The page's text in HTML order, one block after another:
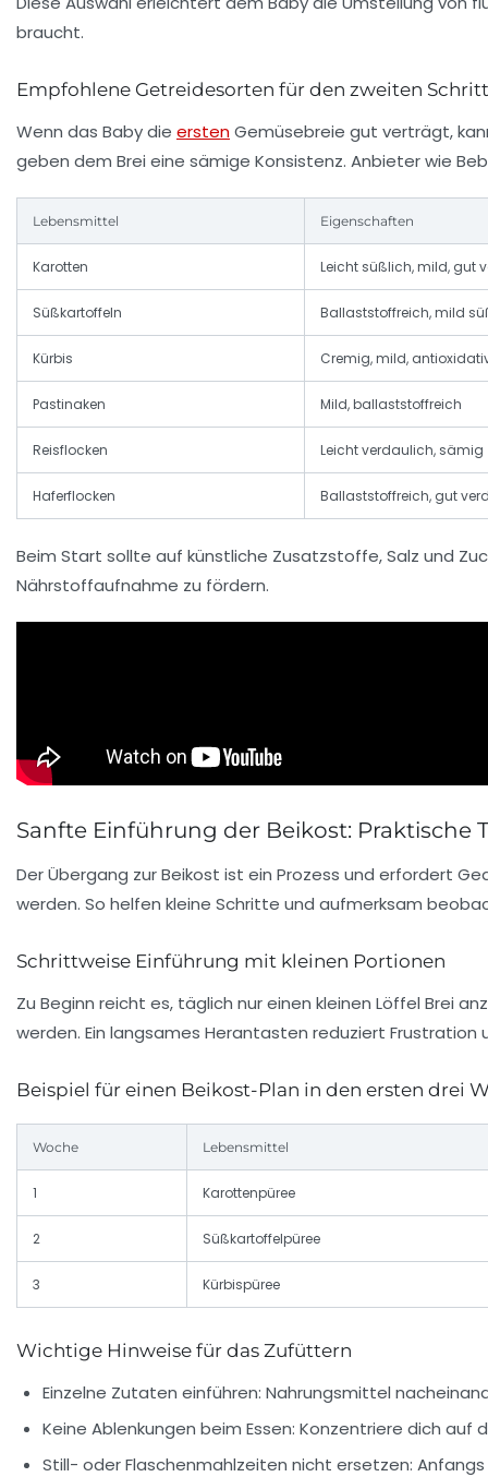
braucht.
Empfohlene Getreidesorten für den zweiten Schritt
Wenn das Baby die erstenGemüsebreie gut verträgt,
geben dem Brei eine sämige Konsistenz. Anbieter wie
Lebensmittel Eigenschaften
Karotten Leicht süßlich, mild, gut
Süßkartoffeln Ballaststoffreich, mild
Kürbis Cremig, mild,
Pastinaken Mild, ballaststoffreich
Reisflocken Leicht verdaulich, sämig
Haferflocken Ballaststoffreich, gut
Beim Start sollte auf künstliche Zusatzstoffe, Salz und
Nährstoffaufnahme zu fördern.
Sanfte Einführung der Beikost:
Der Übergang zur Beikost ist ein Prozess und erfordert
werden. So helfen kleine Schritte und aufmerksam
Schrittweise Einführung mit kleinen Portionen
Zu Beginn reicht es, täglich nur einen kleinen Löffel Brei
werden. Ein langsames Herantasten reduziert Frustration
Beispiel für einen Beikost-Plan in den ersten drei
Woche Lebensmittel
1 Karottenpüree
2 Süßkartoffelpüree
3 Kürbispüree
Wichtige Hinweise für das Zufüttern
Einzelne Zutaten einführen: Nahrungsmittel
Keine Ablenkungen beim Essen: Konzentriere dich auf
Still- oder Flaschenmahlzeiten nicht ersetzen: